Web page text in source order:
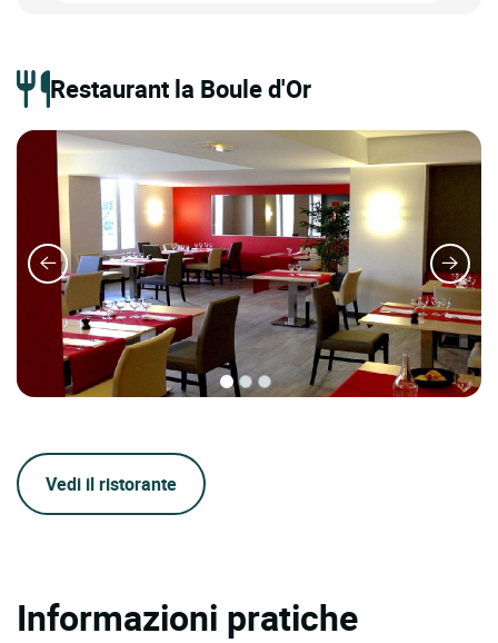
Restaurant la Boule d'Or
Vedi il ristorante
Informazioni pratiche